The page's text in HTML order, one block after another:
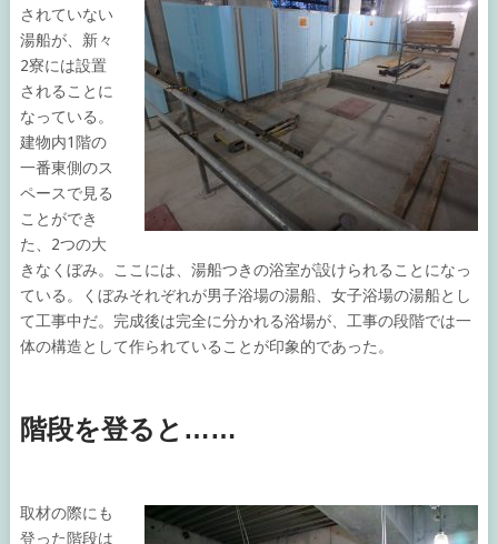
されていない
湯船が、新々
2寮には設置
されることに
なっている。
建物内1階の
一番東側のス
ペースで見る
ことができ
た、2つの大
きなくぼみ。ここには、湯船つきの浴室が設けられることになっ
ている。くぼみそれぞれが男子浴場の湯船、女子浴場の湯船とし
て工事中だ。完成後は完全に分かれる浴場が、工事の段階では一
体の構造として作られていることが印象的であった。
階段を登ると……
取材の際にも
登った階段は